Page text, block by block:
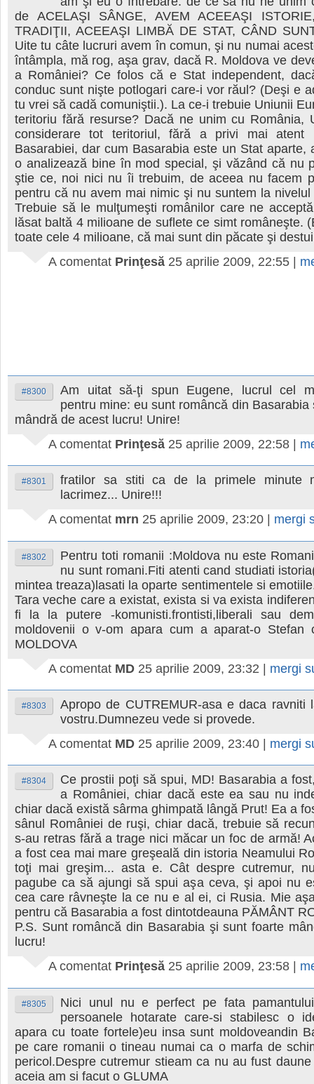
de ACELAŞI SÂNGE, AVEM ACEEAŞI
TRADIŢII, ACEEAŞI LIMBĂ DE STAT, CÂND
Uite tu câte lucruri avem în comun, şi nu numai
întâmpla, mă rog, aşa grav, dacă R. Moldova ve
a României? Ce folos că e Stat independent,
conduc sunt nişte potlogari care-i vor răul? (Deşi e
tu vrei să cadă comuniştii.). La ce-i trebuie Uniunii
teritoriu fără resurse? Dacă ne unim cu România,
considerare tot teritoriul, fără a privi mai atent
Basarabiei, dar cum Basarabia este un Stat aparte,
o analizează bine în mod special, şi văzând că nu
ştie ce, noi nici nu îi trebuim, de aceea nu facem
pentru că nu avem mai nimic şi nu suntem la nivelul
Trebuie să le mulţumeşti românilor care ne
lăsat baltă 4 milioane de suflete ce simt româneşte.
toate cele 4 milioane, că mai sunt din păcate şi
A comentat Prinţesă 25 aprilie 2009, 22:55
#8300
Am uitat să-ţi spun Eugene, lucrul cel
pentru mine: eu sunt româncă din Basarabia
mândră de acest lucru! Unire!
A comentat Prinţesă 25 aprilie 2009, 22:58
#8301
fratilor sa stiti ca de la primele minute
lacrimez... Unire!!!
A comentat mrn 25 aprilie 2009, 23:20 mergi
#8302
Pentru toti romanii :Moldova nu este
nu sunt romani.Fiti atenti cand studiati
mintea treaza)lasati la oparte sentimentele si
Tara veche care a existat, exista si va exista
fi la la putere -komunisti.frontisti,liberali sau
moldovenii o v-om apara cum a aparat-o Stefan
MOLDOVA
A comentat MD 25 aprilie 2009, 23:32 | mergi
#8303
Apropo de CUTREMUR-asa e daca ravniti
vostru.Dumnezeu vede si provede.
A comentat MD 25 aprilie 2009, 23:40 mergi
#8304
Ce prostii poţi să spui, MD! Basarabia a
a României, chiar dacă este ea sau nu
chiar dacă există sârma ghimpată lângă Prut! Ea a
sânul României de ruşi, chiar dacă, trebuie să
s-au retras fără a trage nici măcar un foc de armă!
a fost cea mai mare greşeală din istoria Neamului
toţi mai greşim... asta e. Cât despre cutremur,
pagube ca să ajungi să spui aşa ceva, şi apoi nu
cea care râvneşte la ce nu e al ei, ci Rusia. Mie
pentru că Basarabia a fost dintotdeauna PĂMÂNT
P.S. Sunt româncă din Basarabia şi sunt foarte
lucru!
A comentat Prinţesă 25 aprilie 2009, 23:58
#8305
Nici unul nu e perfect pe fata
persoanele hotarate care-si stabilesc o
apara cu toate fortele)eu insa sunt moldoveandin
pe care romanii o tineau numai ca o marfa de
pericol.Despre cutremur stieam ca nu au fust
aceia am si facut o GLUMA